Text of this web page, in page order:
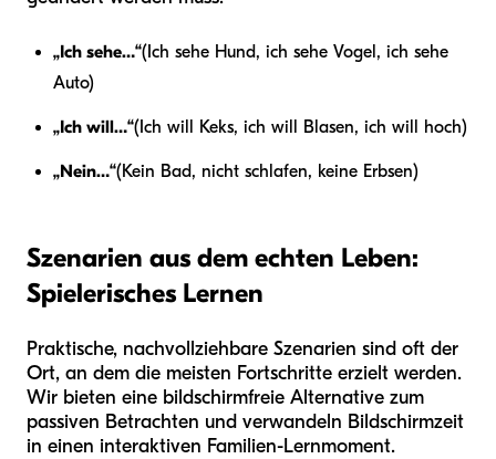
„Ich sehe…“(Ich sehe Hund, ich sehe Vogel, ich sehe
Auto)
„Ich will…“(Ich will Keks, ich will Blasen, ich will hoch)
„Nein…“(Kein Bad, nicht schlafen, keine Erbsen)
Szenarien aus dem echten Leben:
Spielerisches Lernen
Praktische, nachvollziehbare Szenarien sind oft der
Ort, an dem die meisten Fortschritte erzielt werden.
Wir bieten eine bildschirmfreie Alternative zum
passiven Betrachten und verwandeln Bildschirmzeit
in einen interaktiven Familien-Lernmoment.